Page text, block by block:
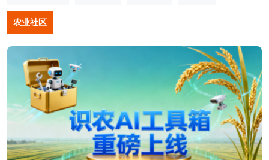
农业社区